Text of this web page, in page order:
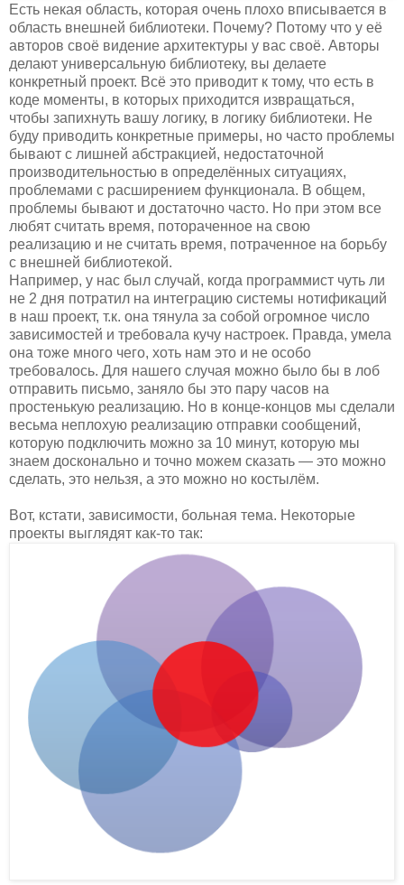
Есть некая область, которая очень плохо вписывается в
область внешней библиотеки. Почему? Потому что у её
авторов своё видение архитектуры у вас своё. Авторы
делают универсальную библиотеку, вы делаете
конкретный проект. Всё это приводит к тому, что есть в
коде моменты, в которых приходится извращаться,
чтобы запихнуть вашу логику, в логику библиотеки. Не
буду приводить конкретные примеры, но часто проблемы
бывают с лишней абстракцией, недостаточной
производительностью в определённых ситуациях,
проблемами с расширением функционала. В общем,
проблемы бывают и достаточно часто. Но при этом все
любят считать время, потораченное на свою
реализацию и не считать время, потраченное на борьбу
с внешней библиотекой.
Например, у нас был случай, когда программист чуть ли
не 2 дня потратил на интеграцию системы нотификаций
в наш проект, т.к. она тянула за собой огромное число
зависимостей и требовала кучу настроек. Правда, умела
она тоже много чего, хоть нам это и не особо
требовалось. Для нашего случая можно было бы в лоб
отправить письмо, заняло бы это пару часов на
простенькую реализацию. Но в конце-концов мы сделали
весьма неплохую реализацию отправки сообщений,
которую подключить можно за 10 минут, которую мы
знаем досконально и точно можем сказать — это можно
сделать, это нельзя, а это можно но костылём.
Вот, кстати, зависимости, больная тема. Некоторые
проекты выглядят как-то так: